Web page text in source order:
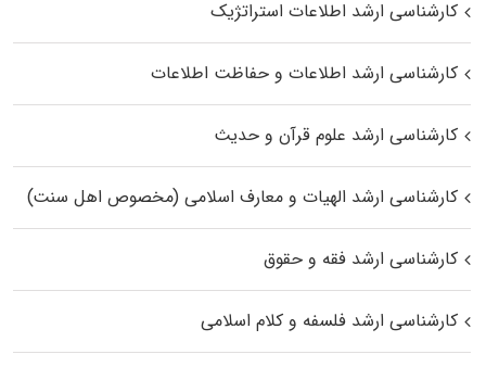
کارشناسی ارشد اطلاعات استراتژیک
کارشناسی ارشد اطلاعات و حفاظت اطلاعات
کارشناسی ارشد علوم قرآن و حدیث
کارشناسی ارشد الهیات و معارف اسلامی (مخصوص اهل سنت)
کارشناسی ارشد فقه و حقوق
کارشناسی ارشد فلسفه و کلام اسلامی